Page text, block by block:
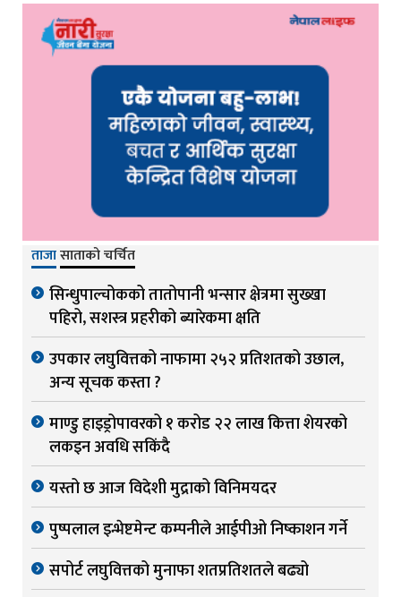
ताजासाताको चर्चित
सिन्धुपाल्चोकको तातोपानी भन्सार क्षेत्रमा सुख्खा
पहिरो, सशस्त्र प्रहरीको ब्यारेकमा क्षति
उपकार लघुवित्तको नाफामा २५२ प्रतिशतको उछाल,
अन्य सूचक कस्ता ?
माण्डु हाइड्रोपावरको १ करोड २२ लाख कित्ता शेयरको
लकइन अवधि सकिंदै
यस्तो छ आज विदेशी मुद्राको विनिमयदर
पुष्पलाल इन्भेष्टमेन्ट कम्पनीले आईपीओ निष्काशन गर्ने
सपोर्ट लघुवित्तको मुनाफा शतप्रतिशतले बढ्यो